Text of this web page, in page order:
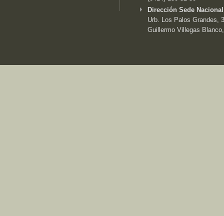
Dirección Sede
Urb. Los Palos Grandes,
Guillermo Villegas